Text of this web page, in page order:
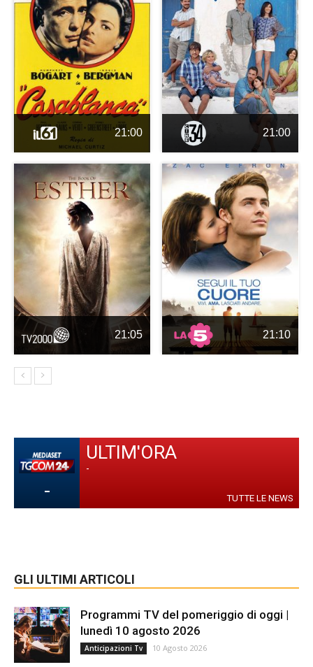
21:00 21:00
21:05 21:10
-
ULTIM'ORA
-
TUTTE LE NEWS
GLI ULTIMI ARTICOLI
Programmi TV del pomeriggio di oggi |
lunedì 10 agosto 2026
Anticipazioni Tv 10 Agosto 2026